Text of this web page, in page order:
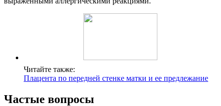
Читайте также:
Плацента по передней стенке матки и ее предлежание
Частые вопросы